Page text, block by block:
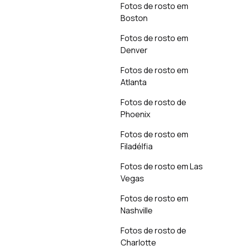
Fotos de rosto em
Boston
Fotos de rosto em
Denver
Fotos de rosto em
Atlanta
Fotos de rosto de
Phoenix
Fotos de rosto em
Filadélfia
Fotos de rosto em Las
Vegas
Fotos de rosto em
Nashville
Fotos de rosto de
Charlotte